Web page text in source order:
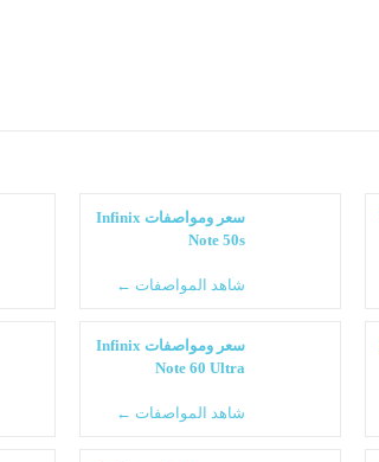
سعر ومواصفات Infinix
Note 50s
شاهد المواصفات ←
سعر ومواصفات Infinix
Note 60 Ultra
شاهد المواصفات ←